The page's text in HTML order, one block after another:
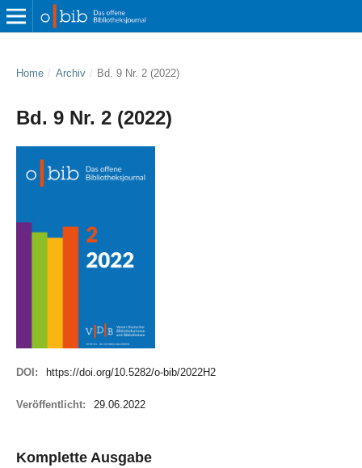
Home / Archiv / Bd. 9 Nr. 2 (2022)
Bd. 9 Nr. 2 (2022)
DOI: https://doi.org/10.5282/o-bib/2022H2
Veröffentlicht: 29.06.2022
Komplette Ausgabe